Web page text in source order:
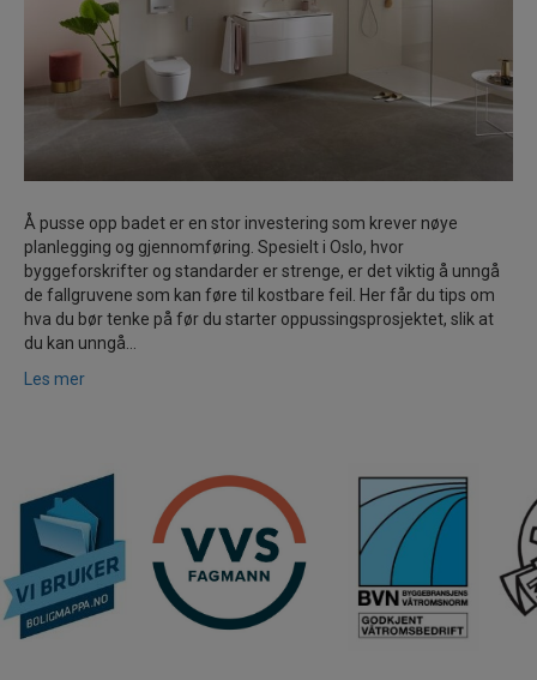
Å pusse opp badet er en stor investering som krever nøye
planlegging og gjennomføring. Spesielt i Oslo, hvor
byggeforskrifter og standarder er strenge, er det viktig å unngå
de fallgruvene som kan føre til kostbare feil. Her får du tips om
hva du bør tenke på før du starter oppussingsprosjektet, slik at
du kan unngå…
Les mer